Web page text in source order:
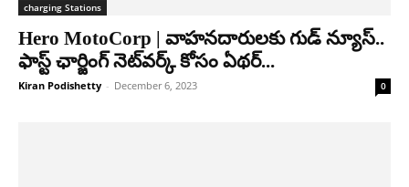
charging Stations
Hero MotoCorp | వాహనదారులకు గుడ్ న్యూస్..
ఫాస్ట్ ఛార్జింగ్ నెట్‌వర్క్ కోసం ఏథర్...
Kiran Podishetty - December 6, 2023 0